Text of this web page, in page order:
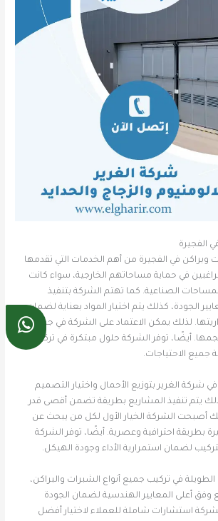
الفجيرة
في الفجيرة من أهم الخدمات التي تقدمها
في حماية مساحاتهم الخارجية، سواء كانت
الصناعية. كما تهتم الشركة بتنفيذ
الجودة، كذلك يتم اختيار المواد بعناية لضمان
لذلك يمكن الاعتماد على الشركة في جميع
أيضًا، توفر الشركة حلول مبتكرة في تركيب
جميع الاحتياجات.
شركة الغرير بتوزيع الأحمال واختيار التصميم
يتم تنفيذ المشاريع بطريقة تضمن أقصى قدر
أصبحت الشركة الخيار الأول لكل من يبحث عن
بطريقة احترافية وعصرية. أيضًا، توفر الشركة
لضمان استمرارية الأداء وجودة الهيكل.
الطويلة في تركيب جميع أنواع الشبرات والبراكن،
وفق أعلى المعايير الهندسية لضمان الجودة
استشارات شاملة للعملاء لاختيار أفضل